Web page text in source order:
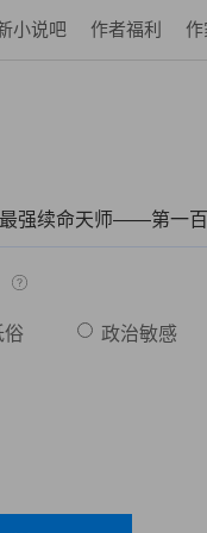
小说吧 作者福利 作
强续命天师——第一
俗 政治敏感